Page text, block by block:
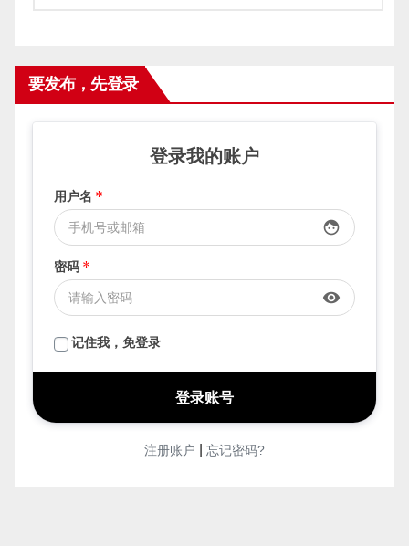
要发布，先登录
登录我的账户
用户名 *
face
密码 *
visibility
记住我，免登录
注册账户 忘记密码?